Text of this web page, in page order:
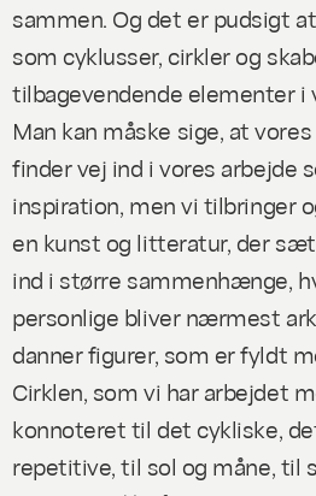
sammen. Og det er pudsigt
som cyklusser, cirkler og
tilbagevendende elementer i
Man kan måske sige, at
finder vej ind i vores arbejde
inspiration, men vi tilbringer
en kunst og litteratur, der
ind i større sammenhænge,
personlige bliver nærmest
danner figurer, som er fyldt
Cirklen, som vi har arbejdet
konnoteret til det cykliske,
repetitive, til sol og måne, til